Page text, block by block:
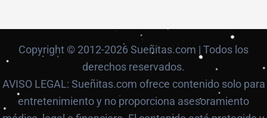
Copyright © 2012-2026 Sueñitas.com | Todos los
derechos reservados.
AVISO LEGAL: Sueñitas.com ofrece contenido solo para
entretenimiento y no proporciona asesoramiento